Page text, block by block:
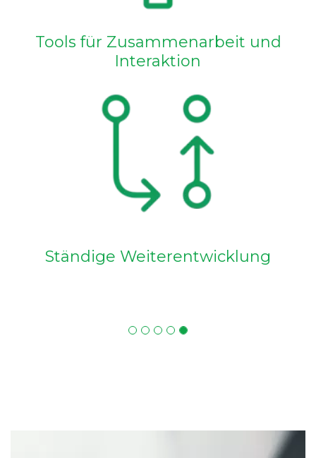
Tools für Zusammenarbeit und
Interaktion
Ständige Weiterentwicklung